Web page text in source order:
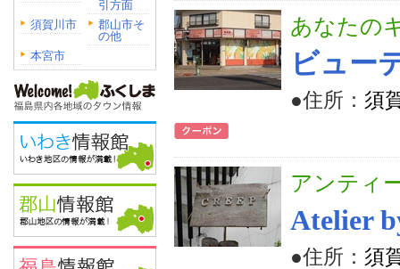
引方面
須賀川市
郡山市そ
の他
本宮市
あなたの
ビュー
●住所： 須
アンティ
Atelier
●住所： 須